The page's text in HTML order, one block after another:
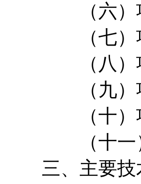
（六）项
（七）项
（八）项
（九）项
（十）项
（十一）项
三、主要技